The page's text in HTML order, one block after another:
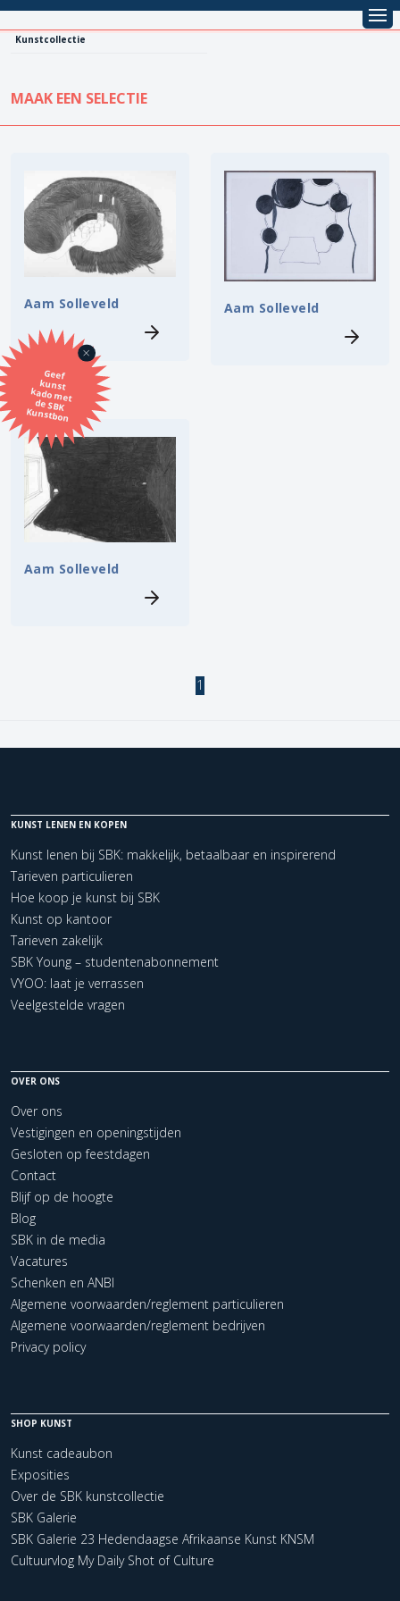
Kunstcollectie
Geef
kunst
kado met
de SBK
Kunstbon
MAAK EEN SELECTIE
KUNSTCOLLECTIE
Koopprijs
Vestiging
Onderwerp
Techniek
Kunstenaar
Formaat
Orientatie
Aam Solleveld Aam Solleveld
Aam Solleveld
1
KUNST LENEN EN KOPEN
Kunst lenen bij SBK: makkelijk, betaalbaar en inspirerend
Tarieven particulieren
Hoe koop je kunst bij SBK
Kunst op kantoor
Tarieven zakelijk
SBK Young – studentenabonnement
VYOO: laat je verrassen
Veelgestelde vragen
OVER ONS
Over ons
Vestigingen en openingstijden
Gesloten op feestdagen
Contact
Blijf op de hoogte
Blog
SBK in de media
Vacatures
Schenken en ANBI
Algemene voorwaarden/reglement particulieren
Algemene voorwaarden/reglement bedrijven
Privacy policy
SHOP KUNST
Kunst cadeaubon
Exposities
Over de SBK kunstcollectie
SBK Galerie
SBK Galerie 23 Hedendaagse Afrikaanse Kunst KNSM
Cultuurvlog My Daily Shot of Culture